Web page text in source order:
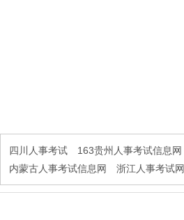
四川人事考试 163贵州人事考试信息网
内蒙古人事考试信息网
浙江人事考试网